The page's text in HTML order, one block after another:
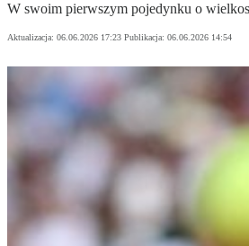
W swoim pierwszym pojedynku o
Aktualizacja: 06.06.2026 17:23 Publikacja: 06.06.2026 14:54